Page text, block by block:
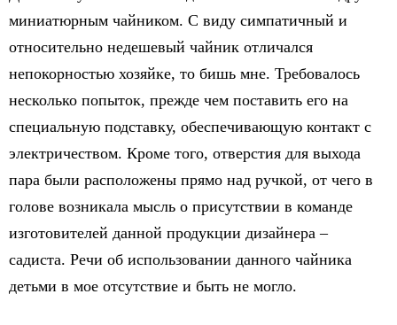
миниатюрным чайником. С виду симпатичный и
относительно недешевый чайник отличался
непокорностью хозяйке, то бишь мне. Требовалось
несколько попыток, прежде чем поставить его на
специальную подставку, обеспечивающую контакт с
электричеством. Кроме того, отверстия для выхода
пара были расположены прямо над ручкой, от чего в
голове возникала мысль о присутствии в команде
изготовителей данной продукции дизайнера –
садиста. Речи об использовании данного чайника
детьми в мое отсутствие и быть не могло.